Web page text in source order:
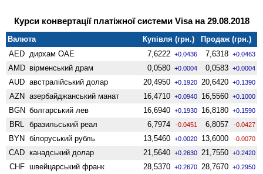
Курси конвертації платіжної системи Visa на 29.08.2018
Валюта Купівля (грн.)
Продаж (грн.)
AED дирхам ОАЕ 7,6222 +0.0436 7,6318 +0.0463
AMD вiрменський драм 0,0580 +0.0004 0,0583 +0.0004
AUD австралійський долар 20,4950 +0.1920 20,6420 +0.1390
AZN азербайджанський манат 16,4710 +0.0940 16,5560 +0.1000
BGN болгарський лев 16,6940 +0.1930 16,8180 +0.1590
BRL бразильський реал 6,7974 -0.0451 6,8057 -0.0427
BYN білоруський рубль 13,5460 +0.0020 13,6000 -0.0070
CAD канадський долар 21,5640 +0.2630 21,7550 +0.2420
CHF швейцарський франк 28,5370 +0.2670 28,7670 +0.2950